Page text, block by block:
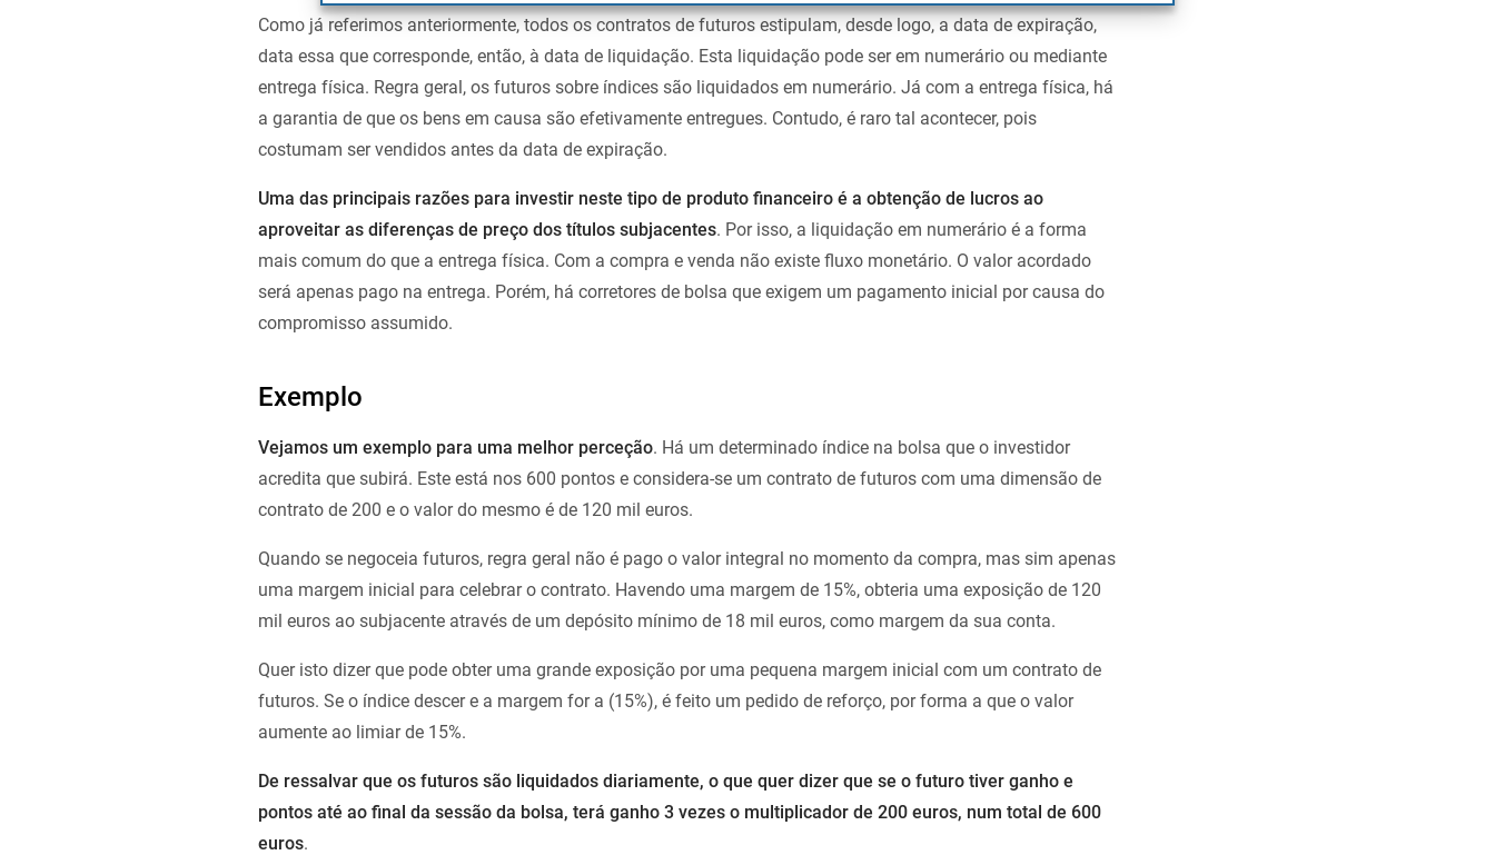
Como já referimos anteriormente, todos os contratos de futuros estipulam, desde logo, a data de expiração,
data essa que corresponde, então, à data de liquidação. Esta liquidação pode ser em numerário ou mediante
entrega física. Regra geral, os futuros sobre índices são liquidados em numerário. Já com a entrega física, há
a garantia de que os bens em causa são efetivamente entregues. Contudo, é raro tal acontecer, pois
costumam ser vendidos antes da data de expiração.
Uma das principais razões para investir neste tipo de produto financeiro é a obtenção de lucros ao
aproveitar as diferenças de preço dos títulos subjacentes. Por isso, a liquidação em numerário é a forma
mais comum do que a entrega física. Com a compra e venda não existe fluxo monetário. O valor acordado
será apenas pago na entrega. Porém, há corretores de bolsa que exigem um pagamento inicial por causa do
compromisso assumido.
Exemplo
Vejamos um exemplo para uma melhor perceção. Há um determinado índice na bolsa que o investidor
acredita que subirá. Este está nos 600 pontos e considera-se um contrato de futuros com uma dimensão de
contrato de 200 e o valor do mesmo é de 120 mil euros.
Quando se negoceia futuros, regra geral não é pago o valor integral no momento da compra, mas sim apenas
uma margem inicial para celebrar o contrato. Havendo uma margem de 15%, obteria uma exposição de 120
mil euros ao subjacente através de um depósito mínimo de 18 mil euros, como margem da sua conta.
Quer isto dizer que pode obter uma grande exposição por uma pequena margem inicial com um contrato de
futuros. Se o índice descer e a margem for a (15%), é feito um pedido de reforço, por forma a que o valor
aumente ao limiar de 15%.
De ressalvar que os futuros são liquidados diariamente, o que quer dizer que se o futuro tiver ganho e
pontos até ao final da sessão da bolsa, terá ganho 3 vezes o multiplicador de 200 euros, num total de 600
euros.